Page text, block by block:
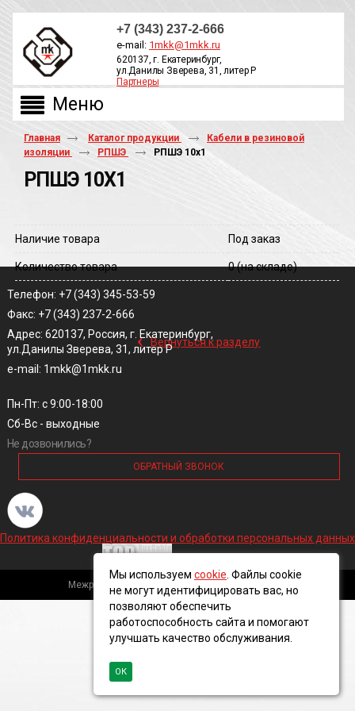
+7 (343) 237-2-666
e-mail: 1mkk@1mkk.ru
620137, г. Екатеринбург,
ул.Данилы Зверева, 31, литер Р
Партнеры
Главная Каталог продукции
Кабели в резиновой
изоляции
РПШЭ РПШЭ 10х1
РПШЭ 10Х1
Наличие товара Под заказ
Количество товара 0(на складе)
‹ Вернуться к разделу
Телефон: +7 (343) 345-53-59
Факс: +7 (343) 237-2-666
Адрес: 620137, Россия, г. Екатеринбург,
ул.Данилы Зверева, 31, литер Р
e-mail: 1mkk@1mkk.ru
Пн-Пт: с 9:00-18:00
Сб-Вс - выходные
Не дозвонились?
ОБРАТНЫЙ ЗВОНОК
Политика конфиденциальности и обработки персональных данных
Межрегиональная кабельная компания, 2016 ©
Мы используем cookie . Файлы cookie
не могут идентифицировать вас, но
позволяют обеспечить
работоспособность сайта и помогают
улучшать качество обслуживания.
ОК